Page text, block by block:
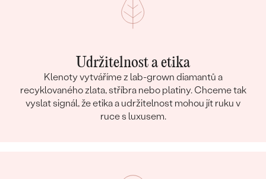
Udržitelnost a etika
Klenoty vytváříme z lab-grown diamantů a
recyklovaného zlata, stříbra nebo platiny. Chceme tak
vyslat signál, že etika a udržitelnost mohou jít ruku v
ruce s luxusem.